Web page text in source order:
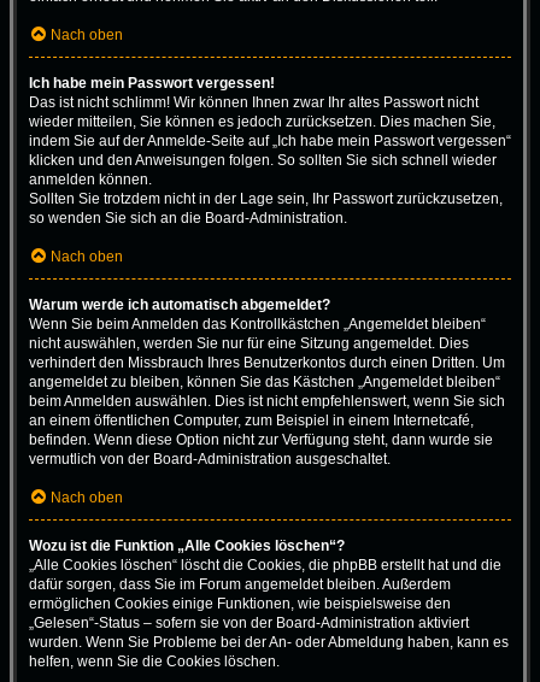
Nach oben
Ich habe mein Passwort vergessen!
Das ist nicht schlimm! Wir können Ihnen zwar Ihr altes Passwort nicht
wieder mitteilen, Sie können es jedoch zurücksetzen. Dies machen Sie,
indem Sie auf der Anmelde-Seite auf „Ich habe mein Passwort vergessen“
klicken und den Anweisungen folgen. So sollten Sie sich schnell wieder
anmelden können.
Sollten Sie trotzdem nicht in der Lage sein, Ihr Passwort zurückzusetzen,
so wenden Sie sich an die Board-Administration.
Nach oben
Warum werde ich automatisch abgemeldet?
Wenn Sie beim Anmelden das Kontrollkästchen „Angemeldet bleiben“
nicht auswählen, werden Sie nur für eine Sitzung angemeldet. Dies
verhindert den Missbrauch Ihres Benutzerkontos durch einen Dritten. Um
angemeldet zu bleiben, können Sie das Kästchen „Angemeldet bleiben“
beim Anmelden auswählen. Dies ist nicht empfehlenswert, wenn Sie sich
an einem öffentlichen Computer, zum Beispiel in einem Internetcafé,
befinden. Wenn diese Option nicht zur Verfügung steht, dann wurde sie
vermutlich von der Board-Administration ausgeschaltet.
Nach oben
Wozu ist die Funktion „Alle Cookies löschen“?
„Alle Cookies löschen“ löscht die Cookies, die phpBB erstellt hat und die
dafür sorgen, dass Sie im Forum angemeldet bleiben. Außerdem
ermöglichen Cookies einige Funktionen, wie beispielsweise den
„Gelesen“-Status – sofern sie von der Board-Administration aktiviert
wurden. Wenn Sie Probleme bei der An- oder Abmeldung haben, kann es
helfen, wenn Sie die Cookies löschen.